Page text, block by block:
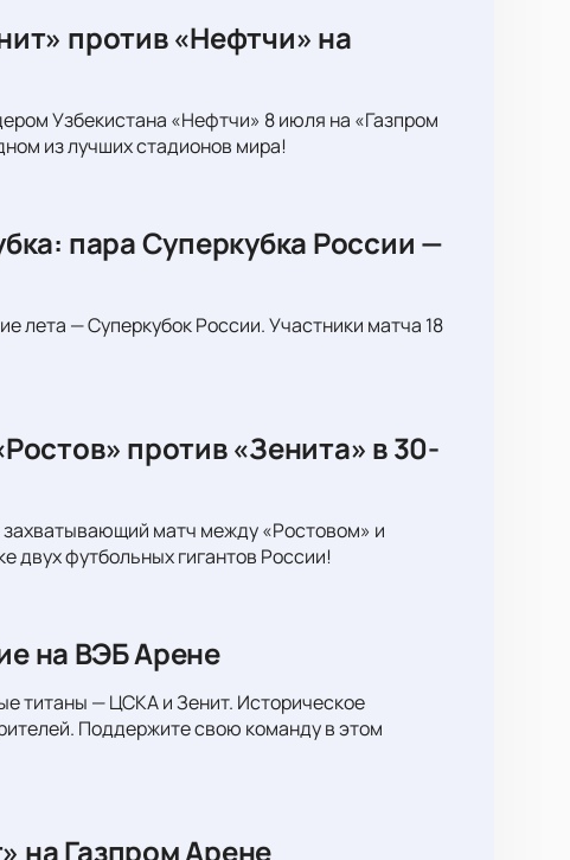
против «Нефтчи» на
Узбекистана «Нефтчи» 8 июля на «Газпром
из лучших стадионов мира!
пара Суперкубка России —
лета — Суперкубок России. Участники матча 18
против «Зенита» в 30-
матч между «Ростовом» и
двух футбольных гигантов России!
на ВЭБ Арене
титаны — ЦСКА и Зенит. Историческое
Поддержите свою команду в этом
на Газпром Арене